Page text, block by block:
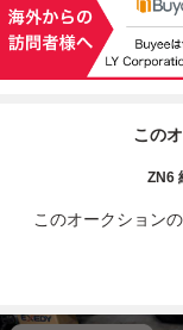
この
ZN6
このオークション